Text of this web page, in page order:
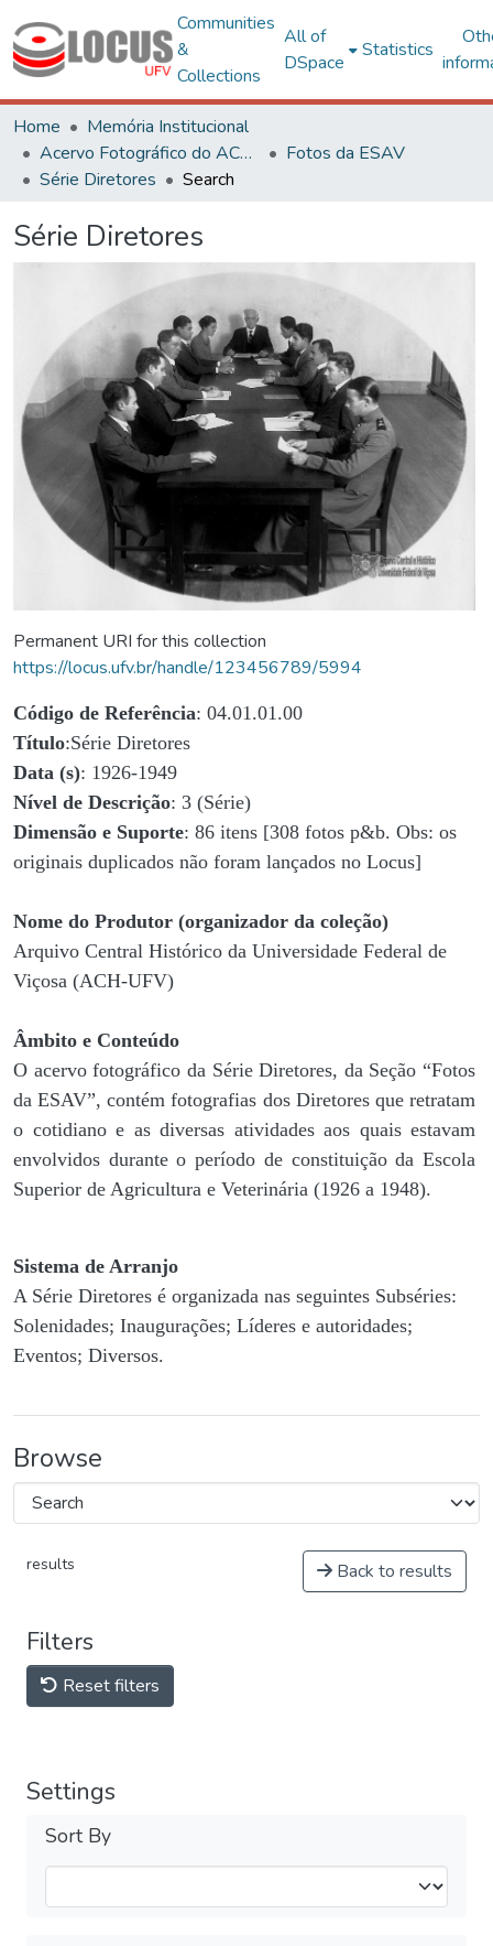
Communities
&
Collections
All of
DSpace
Statistics
Home
Memória Institucional
Acervo Fotográfico do ACH-UFV
Fotos da ESAV
Série Diretores
Search
Série Diretores
Permanent URI for this collection
https://locus.ufv.br/handle/123456789/5994
Código de Referência: 04.01.01.00
Título:Série Diretores
Data (s): 1926-1949
Nível de Descrição: 3 (Série)
Dimensão e Suporte: 86 itens [308 fotos p&b. Obs: os
originais duplicados não foram lançados no Locus]
Nome do Produtor (organizador da coleção)
Arquivo Central Histórico da Universidade Federal de
Viçosa (ACH-UFV)
Âmbito e Conteúdo
O acervo fotográfico da Série Diretores, da Seção “Fotos
da ESAV”, contém fotografias dos Diretores que retratam
o cotidiano e as diversas atividades aos quais estavam
envolvidos durante o período de constituição da Escola
Superior de Agricultura e Veterinária (1926 a 1948).
Sistema de Arranjo
A Série Diretores é organizada nas seguintes Subséries:
Solenidades; Inaugurações; Líderes e autoridades;
Eventos; Diversos.
Browse
results Back to results
Filters
Reset filters
Settings
Sort By